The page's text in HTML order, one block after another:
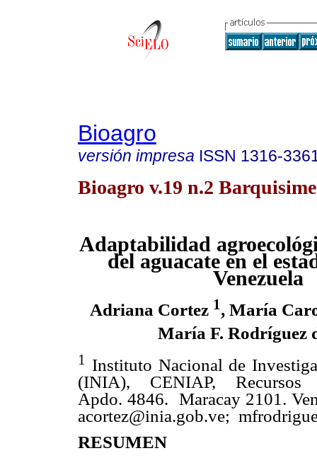
Bioagro
versión impresa ISSN 1316-
Bioagro v.19 n.2
Adaptabilidad
del aguacate en el
Venezuela
Adriana Cortez 1, María
María F. Rodríguez
1
Instituto Nacional de
(INIA), CENIAP, Recursos
Apdo. 4846. Maracay 2101.
acortez@inia.gob.ve;
RESUMEN